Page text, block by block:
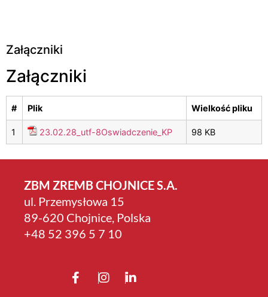
Załączniki
Załączniki
# Plik Wielkość pliku
1 23.02.28_utf-8Oswiadczenie_KP 98 KB
ZBM ZREMB CHOJNICE S.A.
ul. Przemysłowa 15
89-620 Chojnice, Polska
+4­8 52 396 5 7 10